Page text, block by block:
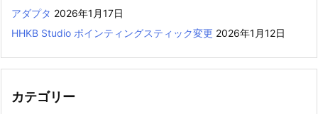
アダプタ 2026年1月17日
HHKB Studio ポインティングスティック変更 2026年1月12日
カテゴリー